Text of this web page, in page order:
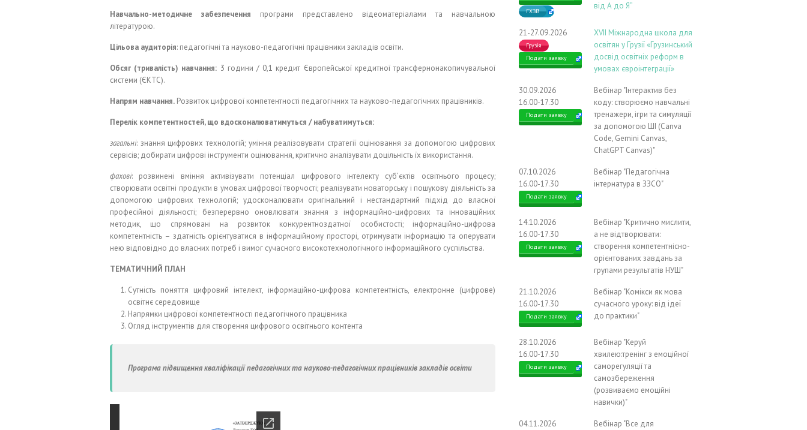
Навчально-методичне забезпечення програми представлено відеоматеріалами та навчальною
літературою.
Цільова аудиторія: педагогічні та науково-педагогічні працівники закладів освіти.
Обсяг (тривалість) навчання: 3 години / 0,1 кредит Європейської кредитної трансфернонакопичувальної
системи (ЄКТС).
Напрям навчання. Розвиток цифрової компетентності педагогічних та науково-педагогічних працівників.
Перелік компетентностей, що вдосконалюватимуться / набуватимуться:
загальні: знання цифрових технологій; уміння реалізовувати стратегії оцінювання за допомогою цифрових
сервісів; добирати цифрові інструменти оцінювання, критично аналізувати доцільність їх використання.
фахові: розвинені вміння активізувати потенціал цифрового інтелекту суб’єктів освітнього процесу;
створювати освітні продукти в умовах цифрової творчості; реалізувати новаторську і пошукову діяльність за
допомогою цифрових технологій; удосконалювати оригінальний і нестандартний підхід до власної
професійної діяльності; безперервно оновлювати знання з інформаційно-цифрових та інноваційних
методик, що спрямовані на розвиток конкурентноздатної особистості; інформаційно-цифрова
компетентність – здатність орієнтуватися в інформаційному просторі, отримувати інформацію та оперувати
нею відповідно до власних потреб і вимог сучасного високотехнологічного інформаційного суспільства.
ТЕМАТИЧНИЙ ПЛАН
Сутність поняття цифровий інтелект, інформаційно-цифрова компетентність, електронне (цифрове)
освітнє середовище
Напрямки цифрової компетентності педагогічного працівника
Огляд інструментів для створення цифрового освітнього контента
Програма підвищення кваліфікації педагогічних та науково-педагогічних працівників закладів освіти
ГХЗВ
від А до Я”
21-27.09.2026
Грузія
Подати заявку
ХVIІ Міжнародна школа для
освітян у Грузії «Грузинський
досвід освітніх реформ в
умовах євроінтеграції»
30.09.2026
16.00-17.30
Подати заявку
Вебінар "Інтерактив без
коду: створюємо навчальні
тренажери, ігри та симуляції
за допомогою ШІ (Canva
Code, Gemini Canvas,
ChatGPT Canvas)"
07.10.2026
16.00-17.30
Подати заявку
Вебінар "Педагогічна
інтернатура в ЗЗСО"
14.10.2026
16.00-17.30
Подати заявку
Вебінар "Критично мислити,
а не відтворювати:
створення компетентнісно-
орієнтованих завдань за
групами результатів НУШ"
21.10.2026
16.00-17.30
Подати заявку
Вебінар "Комікси як мова
сучасного уроку: від ідеї
до практики"
28.10.2026
16.00-17.30
Подати заявку
Вебінар "Керуй
хвилею:тренінг з емоційної
саморегуляції та
самозбереження
(розвиваємо емоційні
навички)"
04.11.2026
Вебінар "Все для